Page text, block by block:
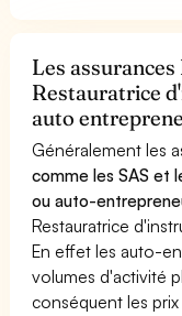
Les
Restauratrice
auto
Généralement les
comme les SAS et
ou auto-
Restauratrice
En effet les auto-
volumes d'activité
conséquent les